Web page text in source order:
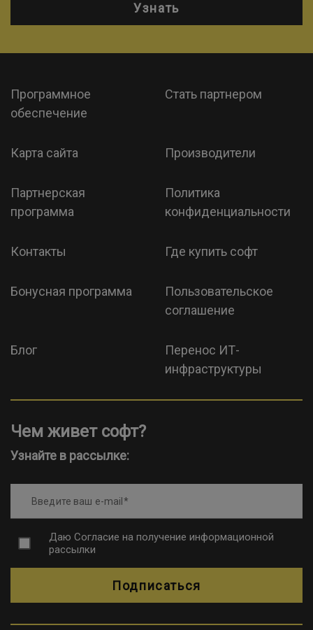
Узнать
Программное
обеспечение
Стать партнером
Карта сайта Производители
Партнерская
программа
Политика
конфиденциальности
Контакты Где купить софт
Бонусная программа
Пользовательское
соглашение
Блог
Перенос ИТ-
инфраструктуры
Чем живет софт?
Узнайте в рассылке:
Введите ваш e-mail
Даю Согласие на получение информационной
рассылки
Подписаться